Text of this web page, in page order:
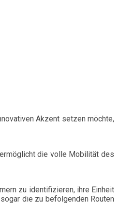
Akzent setzen möchte,
die volle Mobilität des
zu identifizieren, ihre Einheit
die zu befolgenden Routen